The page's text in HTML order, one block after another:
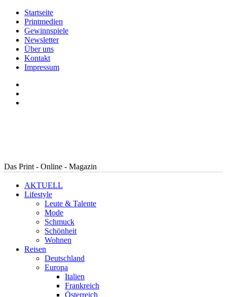
Startseite
Printmedien
Gewinnspiele
Newsletter
Über uns
Kontakt
Impressum
Das Print - Online - Magazin
AKTUELL
Lifestyle
Leute & Talente
Mode
Schmuck
Schönheit
Wohnen
Reisen
Deutschland
Europa
Italien
Frankreich
Österreich